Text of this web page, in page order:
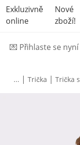
Exkluzivně
online
Nové
zboží!
💌 Přihlaste se
... | Trička | Trička